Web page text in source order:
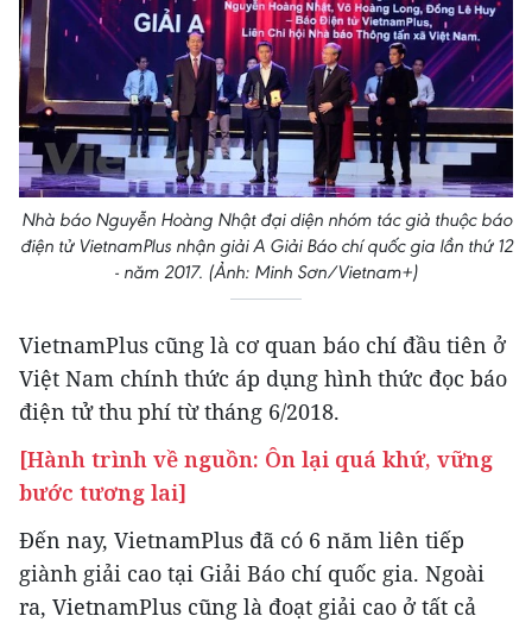
Nhà báo Nguyễn Hoàng Nhật đại diện nhóm tác giả thuộc báo
điện tử VietnamPlus nhận giải A Giải Báo chí quốc gia lần thứ 12
- năm 2017. (Ảnh: Minh Sơn/Vietnam+)
VietnamPlus cũng là cơ quan báo chí đầu tiên ở
Việt Nam chính thức áp dụng hình thức đọc báo
điện tử thu phí từ tháng 6/2018.
[Hành trình về nguồn: Ôn lại quá khứ, vững
bước tương lai]
Đến nay, VietnamPlus đã có 6 năm liên tiếp
giành giải cao tại Giải Báo chí quốc gia. Ngoài
ra, VietnamPlus cũng là đoạt giải cao ở tất cả